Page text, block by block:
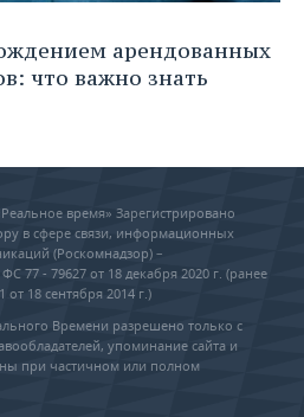
арендованных
что важно знать
время» Зарегистрировано
в сфере связи, информационных
(Роскомнадзор) –
77 - 79627 от 18 декабря 2020 г. (ранее
18 сентября 2014 г.)
Времени разрешено только с
упоминание сайта и
при частичном или полном